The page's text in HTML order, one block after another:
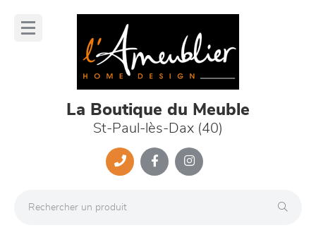
La Boutique du Meuble
St-Paul-lès-Dax (40)